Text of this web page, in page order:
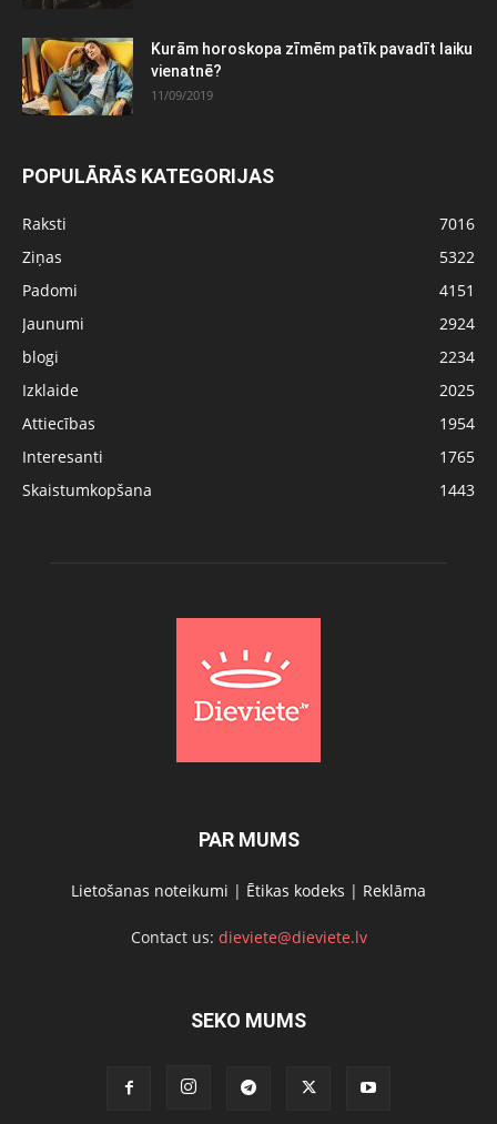
Kurām horoskopa zīmēm patīk pavadīt laiku
vienatnē?
11/09/2019
POPULĀRĀS KATEGORIJAS
Raksti
7016
Ziņas
5322
Padomi
4151
Jaunumi
2924
blogi
2234
Izklaide
2025
Attiecības
1954
Interesanti
1765
Skaistumkopšana
1443
PAR MUMS
Lietošanas noteikumi | Ētikas kodeks | Reklāma
Contact us: dieviete@dieviete.lv
SEKO MUMS